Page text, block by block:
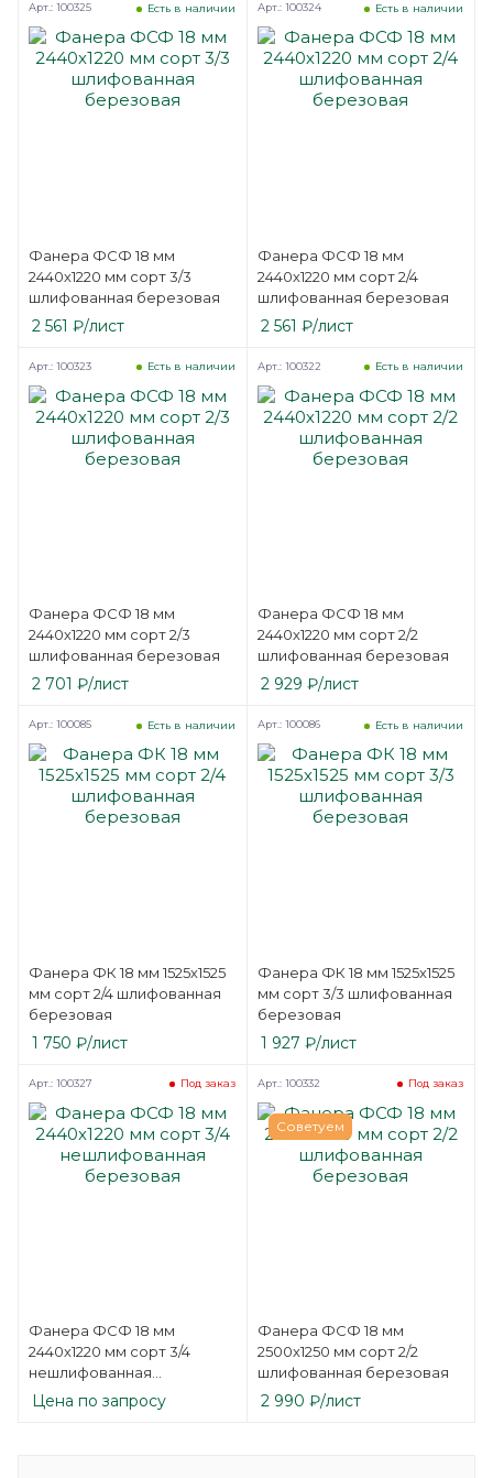
Фанера ФСФ 18 мм
2440х1220 мм сорт 3/3
шлифованная березовая
Есть в наличии
Арт.: 100325
2 561 ₽/лист
Фанера ФСФ 18 мм
2440х1220 мм сорт 2/4
шлифованная березовая
Есть в наличии
Арт.: 100324
2 561 ₽/лист
Фанера ФСФ 18 мм
2440х1220 мм сорт 2/3
шлифованная березовая
Есть в наличии
Арт.: 100323
2 701 ₽/лист
Фанера ФСФ 18 мм
2440х1220 мм сорт 2/2
шлифованная березовая
Есть в наличии
Арт.: 100322
2 929 ₽/лист
Фанера ФК 18 мм 1525х1525
мм сорт 2/4 шлифованная
березовая
Есть в наличии
Арт.: 100085
1 750 ₽/лист
Фанера ФК 18 мм 1525х1525
мм сорт 3/3 шлифованная
березовая
Есть в наличии
Арт.: 100086
1 927 ₽/лист
Фанера ФСФ 18 мм
2440х1220 мм сорт 3/4
нешлифованная
березовая
Под заказ
Арт.: 100327
Цена по запросу
Советуем
Фанера ФСФ 18 мм
2500х1250 мм сорт 2/2
шлифованная березовая
Под заказ
Арт.: 100332
2 990 ₽/лист